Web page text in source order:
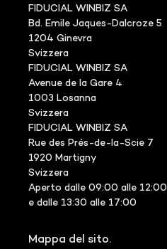
FIDUCIAL WINBIZ SA
Bd. Emile Jaques-Dalcroze 5
1204 Ginevra
Svizzera
FIDUCIAL WINBIZ SA
Avenue de la Gare 4
1003 Losanna
Svizzera
FIDUCIAL WINBIZ SA
Rue des Prés-de-la-Scie 7
1920 Martigny
Svizzera
Aperto dalle 09:00 alle 12:00
e dalle 13:30 alle 17:00
Mappa del sito.